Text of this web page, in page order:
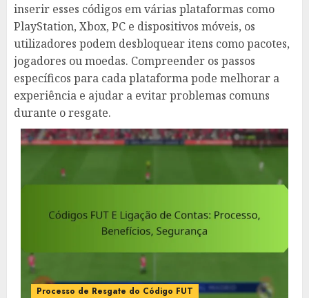
inserir esses códigos em várias plataformas como
PlayStation, Xbox, PC e dispositivos móveis, os
utilizadores podem desbloquear itens como pacotes,
jogadores ou moedas. Compreender os passos
específicos para cada plataforma pode melhorar a
experiência e ajudar a evitar problemas comuns
durante o resgate.
Processo de Resgate do Código FUT